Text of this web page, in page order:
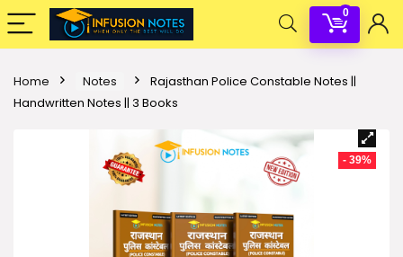
0
Home Notes
Rajasthan Police Constable Notes ||
Handwritten Notes || 3 Books
- 39%